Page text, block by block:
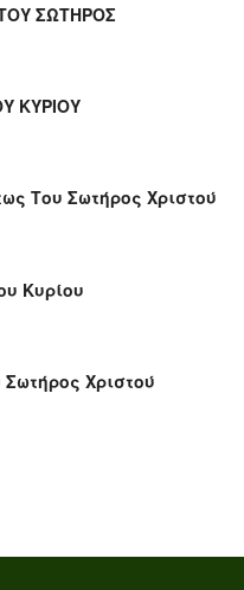
ΣΩΤΗΡΟΣ
ΚΥΡΙΟΥ
Του Σωτήρος Χριστού
Κυρίου
Χριστού